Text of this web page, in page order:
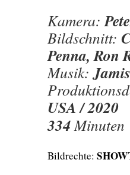
Kamera:
Bildschnitt:
Penna, Ron
Musik:
USA / 2020
334Minuten
Bildrechte: